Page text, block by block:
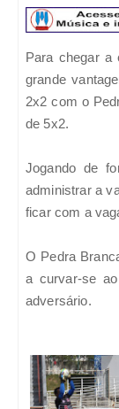
Para chegar a
grande
2x2 com o
de 5x2.
Jogando de
administrar a
ficar com a
O Pedra
a curvar-se
adversário.